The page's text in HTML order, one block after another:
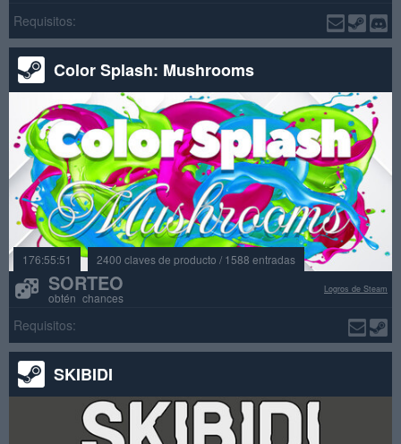
Requisitos:
Color Splash: Mushrooms
176:55:51 2400 claves de producto / 1588 entradas
SORTEO
obtén chances
Logros de Steam
Requisitos:
SKIBIDI